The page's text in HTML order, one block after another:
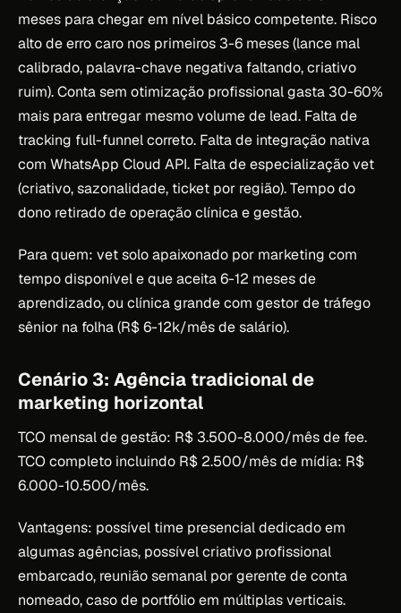
meses para chegar em nível básico competente. Risco
alto de erro caro nos primeiros 3-6 meses (lance mal
calibrado, palavra-chave negativa faltando, criativo
ruim). Conta sem otimização profissional gasta 30-60%
mais para entregar mesmo volume de lead. Falta de
tracking full-funnel correto. Falta de integração nativa
com WhatsApp Cloud API. Falta de especialização vet
(criativo, sazonalidade, ticket por região). Tempo do
dono retirado de operação clínica e gestão.
Para quem: vet solo apaixonado por marketing com
tempo disponível e que aceita 6-12 meses de
aprendizado, ou clínica grande com gestor de tráfego
sênior na folha (R$ 6-12k/mês de salário).
Cenário 3: Agência tradicional de
marketing horizontal
TCO mensal de gestão: R$ 3.500-8.000/mês de fee.
TCO completo incluindo R$ 2.500/mês de mídia: R$
6.000-10.500/mês.
Vantagens: possível time presencial dedicado em
algumas agências, possível criativo profissional
embarcado, reunião semanal por gerente de conta
nomeado, caso de portfólio em múltiplas verticais.